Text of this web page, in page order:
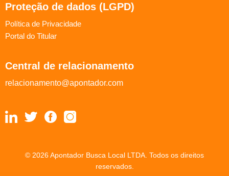
Proteção de dados (LGPD)
Política de Privacidade
Portal do Titular
Central de relacionamento
relacionamento@apontador.com
© 2026 Apontador Busca Local LTDA. Todos os direitos
reservados.